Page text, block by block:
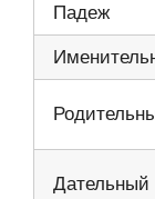
Падеж
Дательный